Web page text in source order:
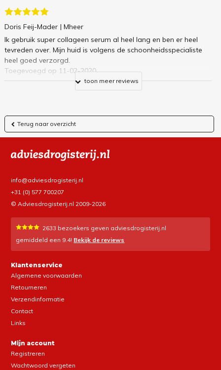
Doris Feij-Mader | Mheer
Ik gebruik super collageen serum al heel lang en ben er heel
tevreden over. Mijn huid is volgens de schoonheidsspecialiste
heel goed verzorgd.
Toegevoegd op 11-02-2020
toon meer reviews
Terug naar overzicht
info@adviesdrogisterij.nl
+31 (0) 577 700207
© Adviesdrogisterij.nl 2009-2026
2633 bezoekers geven adviesdrogisterij.nl
gemiddeld een 9.4! Bekijk de reviews
Klantenservice
Algemene voorwaarden
Retourneren
Verzendinformatie
Contact
Links
Mijn account
Registreren
Wachtwoord vergeten